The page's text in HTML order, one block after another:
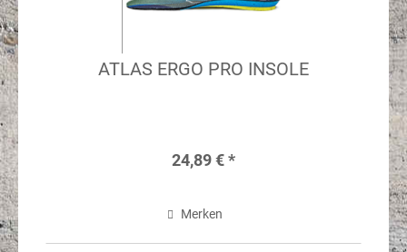
ATLAS ERGO PRO INSOLE
24,89 € *
Merken